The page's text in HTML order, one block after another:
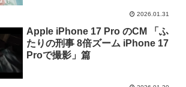
2026.01.31
Apple iPhone 17 Pro のCM 「ふ
たりの刑事 8倍ズーム iPhone 17
Proで撮影」篇